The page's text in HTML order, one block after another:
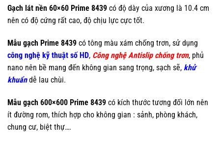
Gạch lát nền 60×60 Prime 8439 có độ dày của xương là 10.4 cm
nên có độ cứng rất cao, độ chịu lực cực tốt.
Mẫu gạch Prime 8439 có tông màu xám chống trơn, sử dụng
công nghệ kỹ thuật số HD, Công nghệ Antislip chống trơn, phủ
nano nên bề mang đến không gian sang trọng, sạch sẽ, khử
khuẩn dễ lau chùi.
Mẫu gạch 600×600 Prime 8439 có kích thước tương đối lớn nên
ít đường rom, thích hợp cho không gian : sảnh, phòng khách,
chung cư, biệt thự….